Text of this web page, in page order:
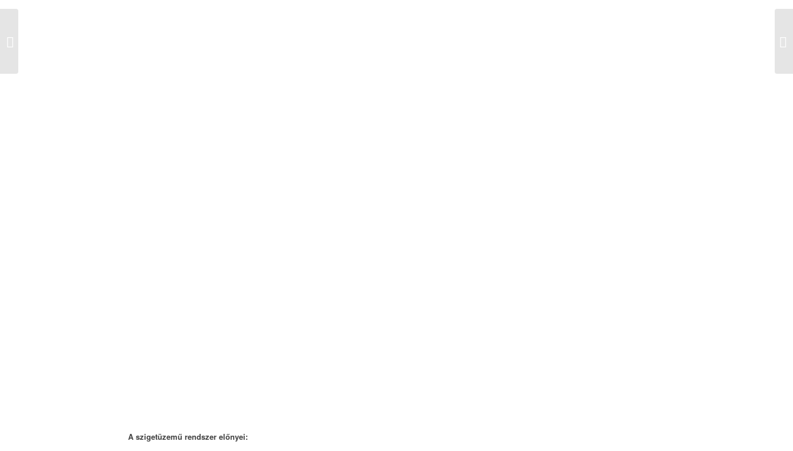
A szigetüzemű rendszer előnyei: